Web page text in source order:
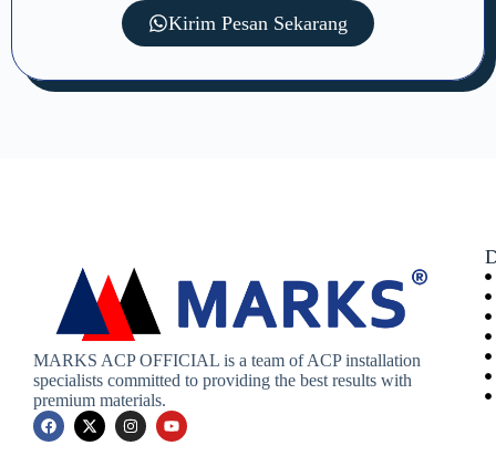
Kirim Pesan Sekarang
MARKS ACP OFFICIAL is a team of ACP installation
specialists committed to providing the best results with
premium materials.